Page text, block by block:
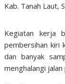
Kab. Tanah Laut,
Kegiatan kerja
pembersihan kiri
dan banyak
menghalangi